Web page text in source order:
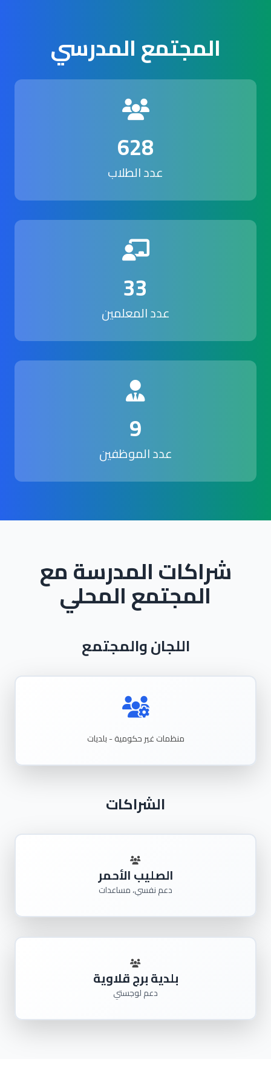
المجتمع المدرسي
628
عدد الطلاب
33
عدد المعلمين
9
عدد الموظفين
شراكات المدرسة مع
المجتمع المحلي
اللجان والمجتمع
منظماتغيرحكومية - بلديات
الشراكات
الصليب الأحمر
دعم نفسي، مساعدات
بلدية برج قلاوية
دعم لوجستي